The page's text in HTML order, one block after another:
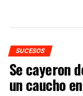
SUCESOS
Se cayeron
un caucho